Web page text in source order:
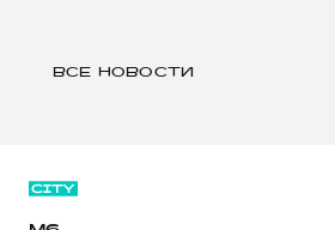
ВСЕ НОВОСТИ